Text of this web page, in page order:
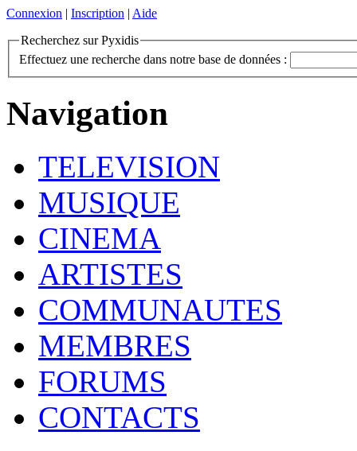
Connexion | Inscription | Aide
Recherchez sur Pyxidis
Effectuez une recherche dans notre base de données :
Navigation
TELEVISION
MUSIQUE
CINEMA
ARTISTES
COMMUNAUTES
MEMBRES
FORUMS
CONTACTS